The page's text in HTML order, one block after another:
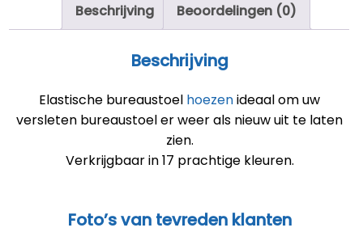
Beschrijving Beoordelingen (0)
Beschrijving
Elastische bureaustoel hoezenideaal om uw
versleten bureaustoel er weer als nieuw uit te laten
zien.
Verkrijgbaar in 17 prachtige kleuren.
Foto’s van tevreden klanten